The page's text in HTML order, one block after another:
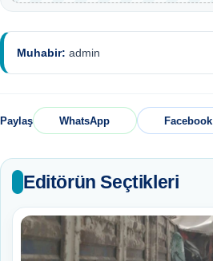
Muhabir: admin
Paylaş WhatsApp Facebook
Editörün Seçtikleri